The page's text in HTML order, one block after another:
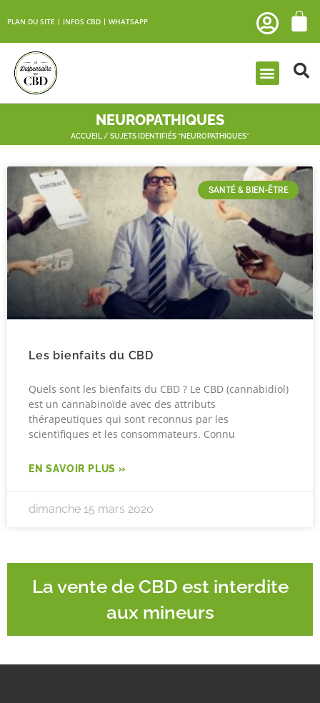
PLAN DU SITE INFOS CBD WHATSAPP
NEUROPATHIQUES
ACCUEIL / SUJETS IDENTIFIÉS “NEUROPATHIQUES”
SANTÉ & BIEN-ÊTRE
Les bienfaits du CBD
Quels sont les bienfaits du CBD ? Le CBD (cannabidiol)
est un cannabinoïde avec des attributs
thérapeutiques qui sont reconnus par les
scientifiques et les consommateurs. Connu
EN SAVOIR PLUS »
dimanche 15 mars 2020
La vente de CBD est interdite
aux mineurs